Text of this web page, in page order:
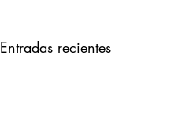
Entradas recientes